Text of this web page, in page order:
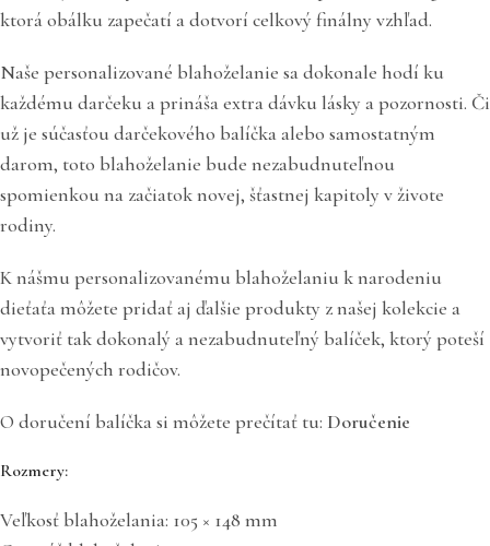
ktorá obálku zapečatí a dotvorí celkový finálny vzhľad.
Naše personalizované blahoželanie sa dokonale hodí ku
každému darčeku a prináša extra dávku lásky a pozornosti. Či
už je súčasťou darčekového balíčka alebo samostatným
darom, toto blahoželanie bude nezabudnuteľnou
spomienkou na začiatok novej, šťastnej kapitoly v živote
rodiny.
K nášmu personalizovanému blahoželaniu k narodeniu
dieťaťa môžete pridať aj ďalšie produkty z našej kolekcie a
vytvoriť tak dokonalý a nezabudnuteľný balíček, ktorý poteší
novopečených rodičov.
O doručení balíčka si môžete prečítať tu: Doručenie
Rozmery:
Veľkosť blahoželania: 105 × 148 mm